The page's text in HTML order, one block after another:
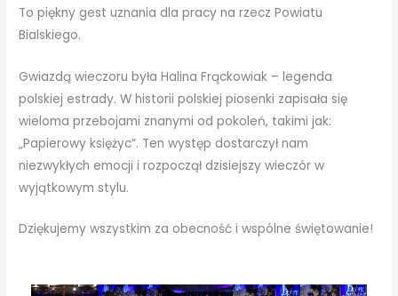
To piękny gest uznania dla pracy na rzecz Powiatu
Bialskiego.
Gwiazdą wieczoru była Halina Frąckowiak – legenda
polskiej estrady. W historii polskiej piosenki zapisała się
wieloma przebojami znanymi od pokoleń, takimi jak:
„Papierowy księżyc”. Ten występ dostarczył nam
niezwykłych emocji i rozpoczął dzisiejszy wieczór w
wyjątkowym stylu.
Dziękujemy wszystkim za obecność i wspólne świętowanie!